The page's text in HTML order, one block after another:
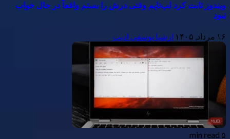
ویندوز ثابت کرد لپ‌تاپم وقتی درش را بستم واقعاً در حال خواب
نبود
۱۶ مرداد, ۱۴۰۵ ارشیا یوسفی ادیب
۵ min read